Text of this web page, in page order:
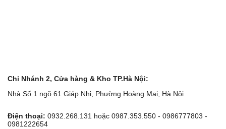
Chi Nhánh 2, Cửa hàng & Kho TP.Hà Nội:
Nhà Số 1 ngõ 61 Giáp Nhị, Phường Hoàng Mai, Hà Nội
Điện thoại: 0932.268.131 hoặc 0987.353.550 - 0986777803 -
0981222654